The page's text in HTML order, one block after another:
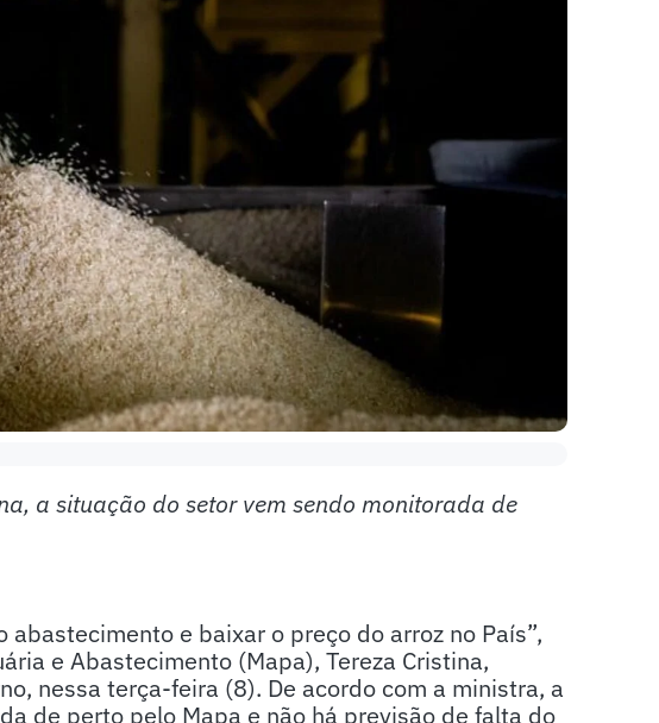
a situação do setor vem sendo monitorada de
e baixar o preço do arroz no País”,
e Abastecimento (Mapa), Tereza Cristina,
nessa terça-feira (8). De acordo com a ministra, a
de perto pelo Mapa e não há previsão de falta do